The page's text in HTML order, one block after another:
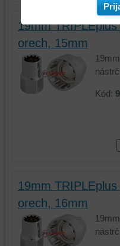
19mm
orech, 15mm
Kód:
19mm
orech, 16mm
ukladá
údaje
na
vašom
zariadení
(súbory
vašej
relácie
a
dosiahnutie
základnej
údaje
na
vašom
zariadení
(súbory
cookie
poskytovať
doplnkové
funkcie,
ktoré
zlepšujú